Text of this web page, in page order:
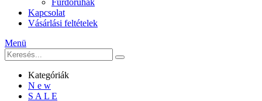
Kapcsolat
Vásárlási feltételek
Menü
Kategóriák
N e w
S A L E